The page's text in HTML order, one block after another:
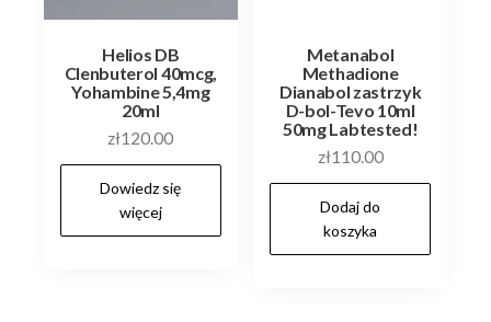
Helios DB
Clenbuterol 40mcg,
Yohambine 5,4mg
20ml
zł120.00
Dowiedz się
więcej
Metanabol
Methadione
Dianabol zastrzyk
D-bol-Tevo 10ml
50mg Labtested!
zł110.00
Dodaj do
koszyka